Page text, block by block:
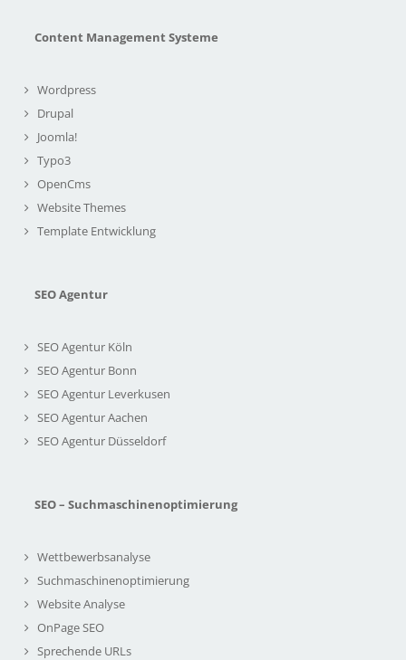
Content Management Systeme
Wordpress
Drupal
Joomla!
Typo3
OpenCms
Website Themes
Template Entwicklung
SEO Agentur
SEO Agentur Köln
SEO Agentur Bonn
SEO Agentur Leverkusen
SEO Agentur Aachen
SEO Agentur Düsseldorf
SEO – Suchmaschinenoptimierung
Wettbewerbsanalyse
Suchmaschinenoptimierung
Website Analyse
OnPage SEO
Sprechende URLs